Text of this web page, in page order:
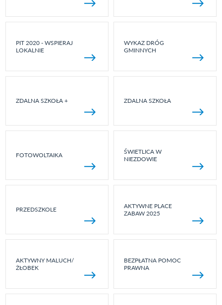
PIT 2020 - WSPIERAJ
LOKALNIE
WYKAZ DRÓG
GMINNYCH
ZDALNA SZKOŁA + ZDALNA SZKOŁA
FOTOWOLTAIKA
ŚWIETLICA W
NIEZDOWIE
PRZEDSZKOLE
AKTYWNE PLACE
ZABAW 2025
AKTYWNY MALUCH/
ŻŁOBEK
BEZPŁATNA POMOC
PRAWNA